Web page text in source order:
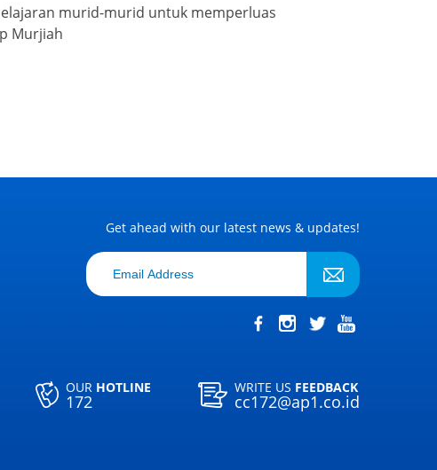
murid-murid untuk memperluas
Murjiah
Get ahead with our latest news & updates!
OUR HOTLINE
172
WRITE US FEEDBACK
cc172@ap1.co.id